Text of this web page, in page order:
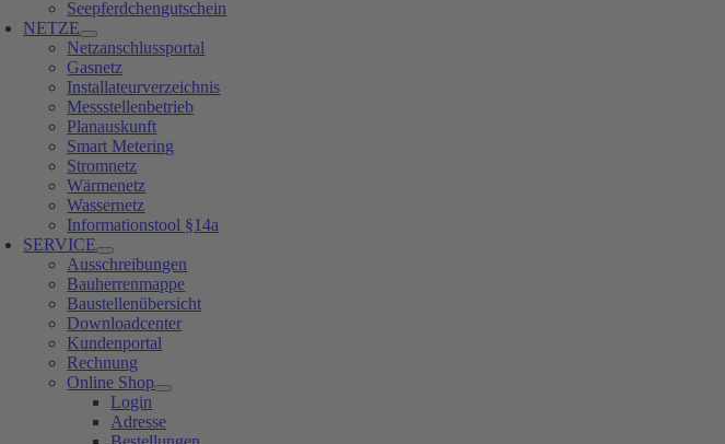
Seepferdchengutschein
NETZE
Netzanschlussportal
Gasnetz
Installateurverzeichnis
Messstellenbetrieb
Planauskunft
Smart Metering
Stromnetz
Wärmenetz
Wassernetz
Informationstool §14a
SERVICE
Ausschreibungen
Bauherrenmappe
Baustellenübersicht
Downloadcenter
Kundenportal
Rechnung
Online Shop
Login
Adresse